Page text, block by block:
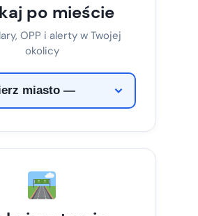
po mieście
OPP i alerty w Twojej
okolicy